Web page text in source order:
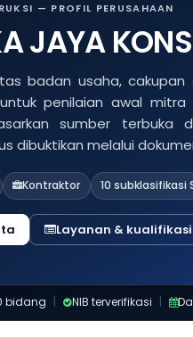
— PROFIL PERUSAHAAN
JAYA
badan usaha,
penilaian awal
sumber terbuka
dibuktikan melalui
Kontraktor 10 subklasifikasi
Layanan & kualifikasi
bidang | NIB terverifikasi |